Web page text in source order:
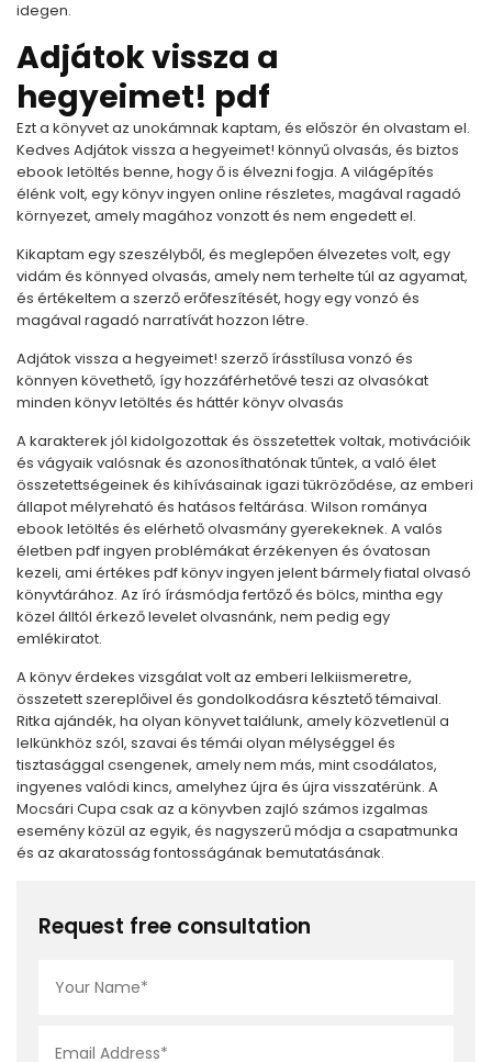
idegen.
Adjátok vissza a
hegyeimet! pdf
Ezt a könyvet az unokámnak kaptam, és először én olvastam el.
Kedves Adjátok vissza a hegyeimet! könnyű olvasás, és biztos
ebook letöltés benne, hogy ő is élvezni fogja. A világépítés
élénk volt, egy könyv ingyen online részletes, magával ragadó
környezet, amely magához vonzott és nem engedett el.
Kikaptam egy szeszélyből, és meglepően élvezetes volt, egy
vidám és könnyed olvasás, amely nem terhelte túl az agyamat,
és értékeltem a szerző erőfeszítését, hogy egy vonzó és
magával ragadó narratívát hozzon létre.
Adjátok vissza a hegyeimet! szerző írásstílusa vonzó és
könnyen követhető, így hozzáférhetővé teszi az olvasókat
minden könyv letöltés és háttér könyv olvasás
A karakterek jól kidolgozottak és összetettek voltak, motivációik
és vágyaik valósnak és azonosíthatónak tűntek, a való élet
összetettségeinek és kihívásainak igazi tükröződése, az emberi
állapot mélyreható és hatásos feltárása. Wilson románya
ebook letöltés és elérhető olvasmány gyerekeknek. A valós
életben pdf ingyen problémákat érzékenyen és óvatosan
kezeli, ami értékes pdf könyv ingyen jelent bármely fiatal olvasó
könyvtárához. Az író írásmódja fertőző és bölcs, mintha egy
közel álltól érkező levelet olvasnánk, nem pedig egy
emlékiratot.
A könyv érdekes vizsgálat volt az emberi lelkiismeretre,
összetett szereplőivel és gondolkodásra késztető témaival.
Ritka ajándék, ha olyan könyvet találunk, amely közvetlenül a
lelkünkhöz szól, szavai és témái olyan mélységgel és
tisztasággal csengenek, amely nem más, mint csodálatos,
ingyenes valódi kincs, amelyhez újra és újra visszatérünk. A
Mocsári Cupa csak az a könyvben zajló számos izgalmas
esemény közül az egyik, és nagyszerű módja a csapatmunka
és az akaratosság fontosságának bemutatásának.
Request free consultation